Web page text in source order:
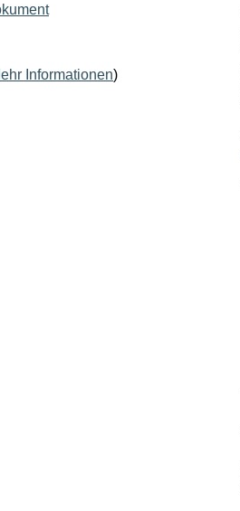
Informationen)